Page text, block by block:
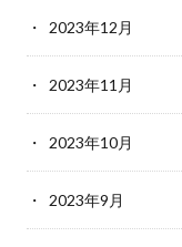
2023年12月
2023年11月
2023年10月
2023年9月